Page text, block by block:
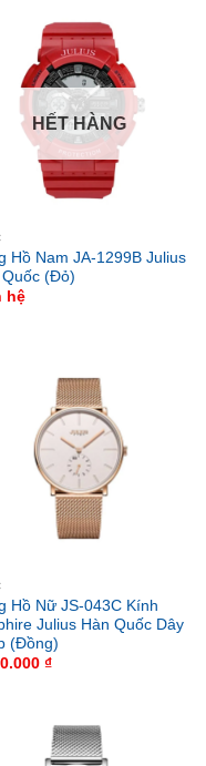
HẾT HÀNG
Hồ Nam JA-1299B Julius
Quốc (Đỏ)
hệ
Hồ Nữ JS-043C Kính
Julius Hàn Quốc Dây
(Đồng)
₫